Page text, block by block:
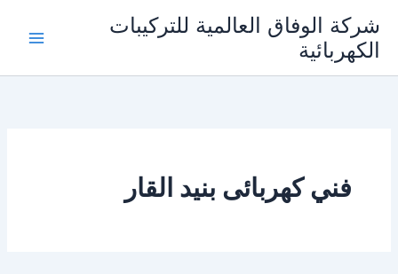
المحتوى
شركة الوفاق العالمية للتركيبات
الكهربائية
فني كهربائى بنيد القار